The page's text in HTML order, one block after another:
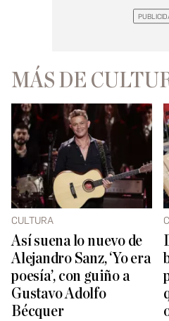
MÁS DE
CULTURA
Así suena lo nuevo de
Alejandro Sanz, ‘Yo era
poesía’, con guiño a
Gustavo Adolfo
Bécquer